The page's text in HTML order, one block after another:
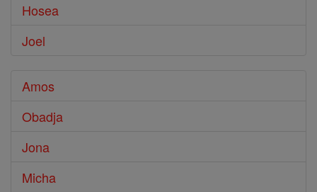
Hosea
Joel
Amos
Obadja
Jona
Micha